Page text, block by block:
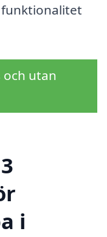
funktionalitet
och utan
i